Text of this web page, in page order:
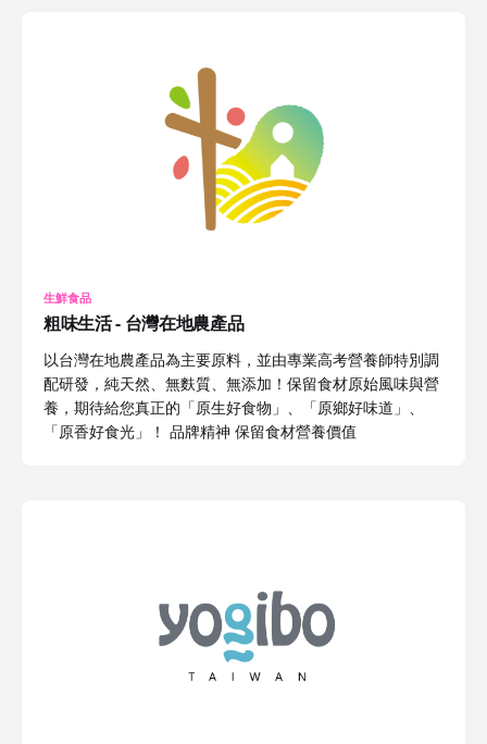
生鮮食品
粗味生活 - 台灣在地農產品
以台灣在地農產品為主要原料，並由專業高考營養師特別調
配研發，純天然、無麩質、無添加！保留食材原始風味與營
養，期待給您真正的「原生好食物」、「原鄉好味道」、
「原香好食光」！ 品牌精神 保留食材營養價值